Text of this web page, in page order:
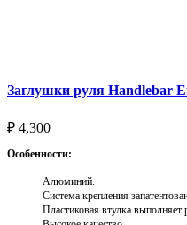
Заглушки руля Handlebar
₽ 4,300
Особенности:
Алюминий.
Система крепления
Пластиковая втулка